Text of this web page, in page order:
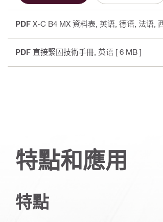
PDF X-C B4 MX 資料表 , 英语, 德语, 法语,
PDF 直接緊固技術手冊 , 英语 [ 6 MB ]
特點和應用
特點